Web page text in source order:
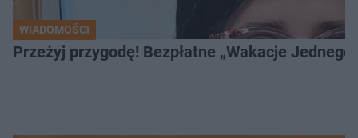
WIADOMOŚCI
Przeżyj przygodę! Bezpłatne „Wakacje